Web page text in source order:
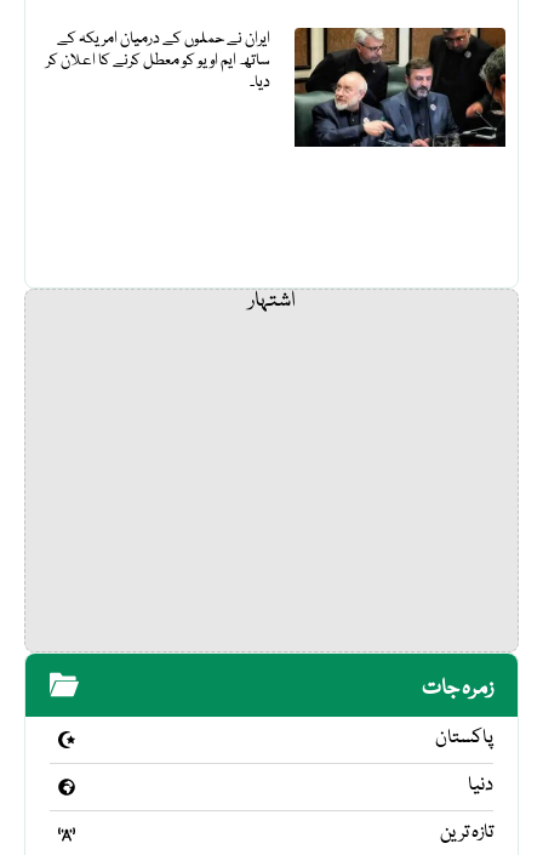
ایران نے حملوں کے درمیان امریکہ کے
ساتھ ایم او یو کو معطل کرنے کا اعلان کر
دیا۔
اشتہار
زمرہ جات
پاکستان
دنیا
تازہ ترین